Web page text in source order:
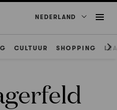
NEDERLAND
CULTUUR SHOPPING